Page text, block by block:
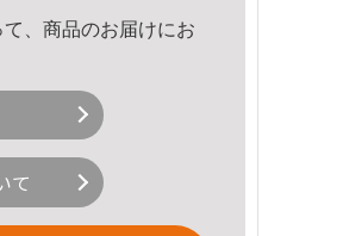
、商品のお届けにお
て